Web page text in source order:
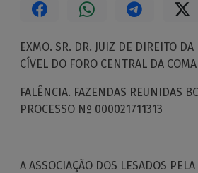
EXMO. SR. DR. JUIZ DE DIREITO
CÍVEL DO FORO CENTRAL DA
FALÊNCIA. FAZENDAS REUNIDAS
PROCESSO Nº 000021711313
A ASSOCIAÇÃO DOS LESADOS PELA